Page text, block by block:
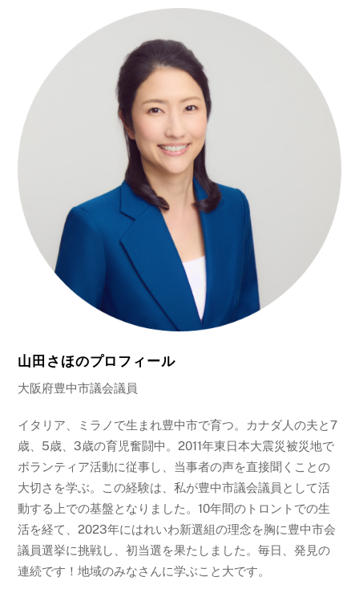
山田さほのプロフィール
大阪府豊中市議会議員
イタリア、ミラノで生まれ豊中市で育つ。カナダ人の夫と7
歳、5歳、3歳の育児奮闘中。2011年東日本大震災被災地で
ボランティア活動に従事し、当事者の声を直接聞くことの
大切さを学ぶ。この経験は、私が豊中市議会議員として活
動する上での基盤となりました。10年間のトロントでの生
活を経て、2023年にはれいわ新選組の理念を胸に豊中市会
議員選挙に挑戦し、初当選を果たしました。毎日、発見の
連続です！地域のみなさんに学ぶこと大です。